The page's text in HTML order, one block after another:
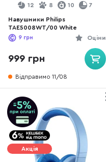
12 8 10 7
Навушники Philips
TAE5008WT/00 White
Оціни
9 грн
999 грн
Відправимо 11/08
Акція